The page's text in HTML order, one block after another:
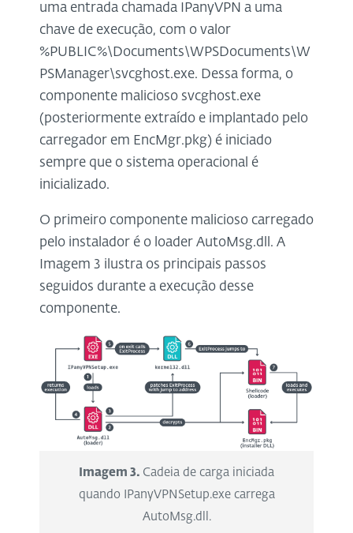
uma entrada chamada IPanyVPN a uma
chave de execução, com o valor
%PUBLIC%\Documents\WPSDocuments\W
PSManager\svcghost.exe. Dessa forma, o
componente malicioso svcghost.exe
(posteriormente extraído e implantado pelo
carregador em EncMgr.pkg) é iniciado
sempre que o sistema operacional é
inicializado.
O primeiro componente malicioso carregado
pelo instalador é o loader AutoMsg.dll. A
Imagem 3 ilustra os principais passos
seguidos durante a execução desse
componente.
Imagem 3. Cadeia de carga iniciada
quando IPanyVPNSetup.exe carrega
AutoMsg.dll.